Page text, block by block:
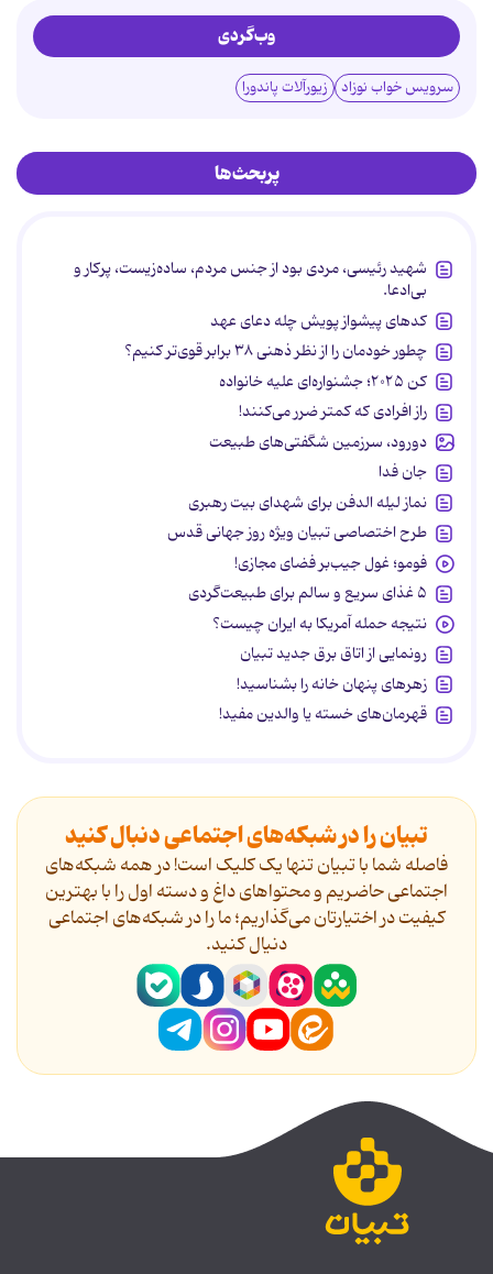
وب‌گردی
سرویس خواب نوزاد زیورآلات پاندورا
پربحث‌ها
شهید رئیسی، مردی بود از جنس مردم، ساده‌زیست، پرکار و
بی‌ادعا.
کدهای پیشواز پویش چله دعای عهد
چطور خودمان را از نظر ذهنی ۳۸ برابر قوی‌تر کنیم؟
کن ۲۰۲۵؛ جشنواره‌ای علیه خانواده
راز افرادی که کمتر ضرر می‌کنند!
دورود، سرزمین شگفتی‌های طبیعت
جان فدا
نماز لیله الدفن برای شهدای بیت رهبری
طرح اختصاصی تبیان ویژه روز جهانی قدس
فومو؛ غول جیب‌بر فضای مجازی!
۵ غذای سریع و سالم برای طبیعت‌گردی
نتیجه حمله آمریکا به ایران چیست؟
رونمایی از اتاق برق جدید تبیان
زهرهای پنهان خانه را بشناسید!
قهرمان‌های خسته یا والدین مفید!
تبیان را در شبکه‌های اجتماعی دنبال کنید
فاصله شما با تبیان تنها یک کلیک است! در همه شبکه‌های
اجتماعی حاضریم و محتواهای داغ و دسته اول را با بهترین
کیفیت در اختیارتان می‌گذاریم؛ ما را در شبکه‌های اجتماعی
دنیال کنید.